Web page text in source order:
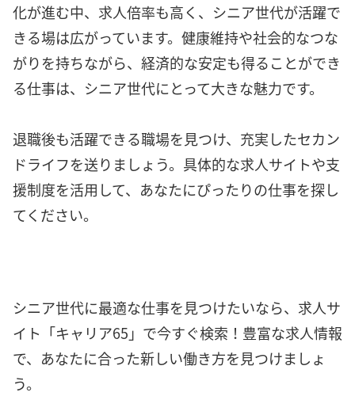
化が進む中、求人倍率も高く、シニア世代が活躍で
きる場は広がっています。健康維持や社会的なつな
がりを持ちながら、経済的な安定も得ることができ
る仕事は、シニア世代にとって大きな魅力です。
退職後も活躍できる職場を見つけ、充実したセカン
ドライフを送りましょう。具体的な求人サイトや支
援制度を活用して、あなたにぴったりの仕事を探し
てください。
シニア世代に最適な仕事を見つけたいなら、求人サ
イト「キャリア65」で今すぐ検索！豊富な求人情報
で、あなたに合った新しい働き方を見つけましょ
う。